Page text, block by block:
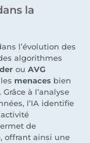
la
l’évolution des
algorithmes
ou AVG
menaces bien
à l’analyse
l’IA identifie
de
offrant ainsi une